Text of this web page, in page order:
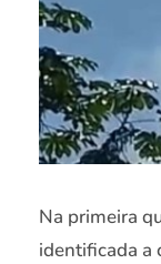
Na primeira
identificada a